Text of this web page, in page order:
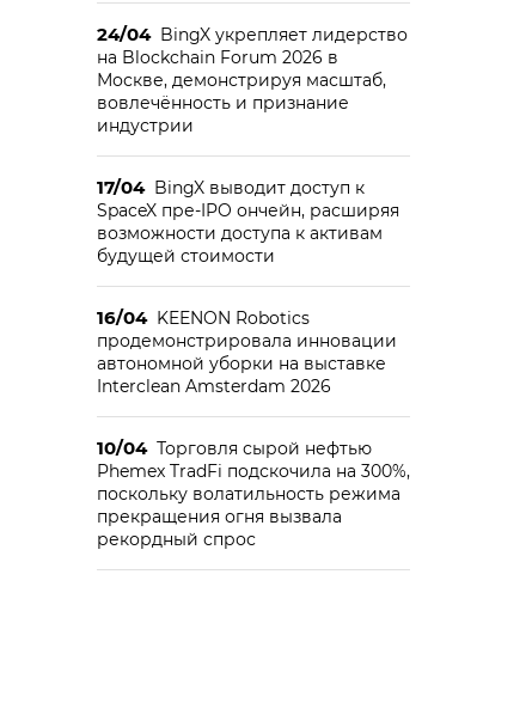
24/04 BingX укрепляет лидерство
на Blockchain Forum 2026 в
Москве, демонстрируя масштаб,
вовлечённость и признание
индустрии
17/04 BingX выводит доступ к
SpaceX пре-IPO ончейн, расширяя
возможности доступа к активам
будущей стоимости
16/04 KEENON Robotics
продемонстрировала инновации
автономной уборки на выставке
Interclean Amsterdam 2026
10/04 Торговля сырой нефтью
Phemex TradFi подскочила на 300%,
поскольку волатильность режима
прекращения огня вызвала
рекордный спрос